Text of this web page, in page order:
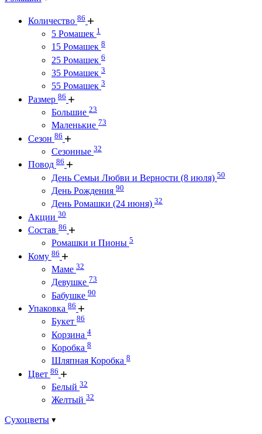
Количество 86
5 Ромашек 1
15 Ромашек 8
25 Ромашек 6
35 Ромашек 3
55 Ромашек 3
Размер 86
Большие 23
Маленькие 73
Сезон 86
Сезонные 32
Повод 86
День Семьи Любви и Верности (8 июля) 50
День Рождения 90
День Ромашки (24 июня) 32
Акции 30
Состав 86
Ромашки и Пионы 5
Кому 86
Маме 32
Девушке 73
Бабушке 90
Упаковка 86
Букет 86
Корзина 4
Коробка 8
Шляпная Коробка 8
Цвет 86
Белый 32
Желтый 32
Сухоцветы